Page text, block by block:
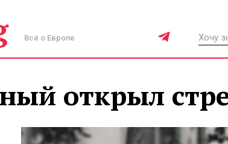
Всё о Европе
открыл